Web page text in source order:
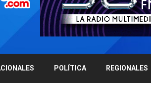
POLÍTICA REGIONALES